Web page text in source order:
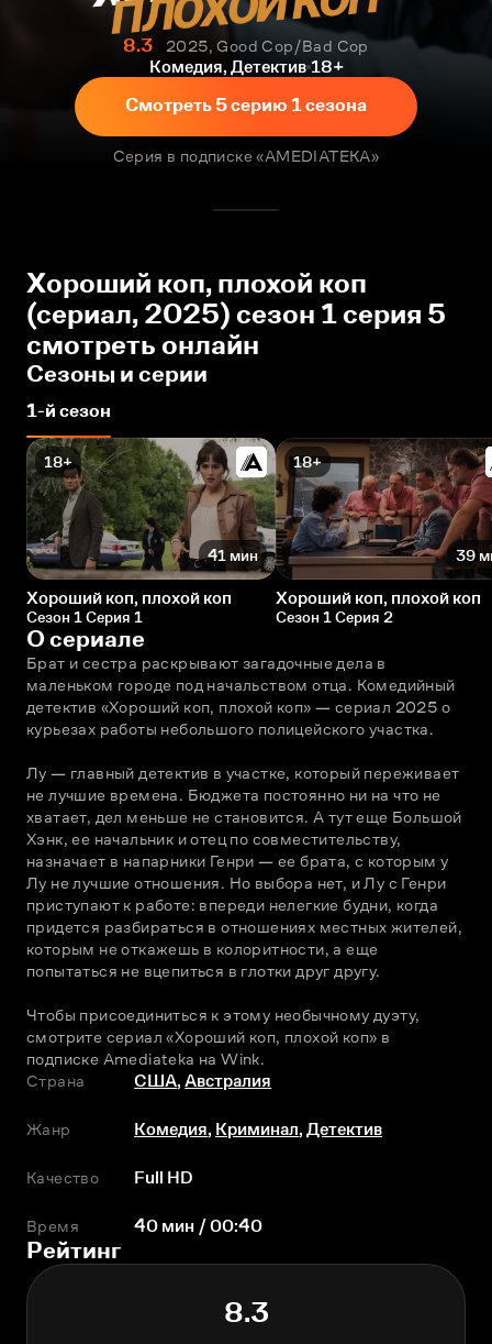
8.3
2025, Good Cop/Bad Cop
Комедия, Детектив 18+
Смотреть 5 серию 1 сезона
Серия в подписке «AMEDIATEKA»
Хороший коп, плохой коп
(сериал, 2025) сезон 1 серия 5
смотреть онлайн
Сезоны и серии
1-й сезон
18+
41 мин
Хороший коп, плохой коп
Сезон 1 Серия 1
18+
39
Хороший коп, плохой коп
Сезон 1 Серия 2
О сериале
Брат и сестра раскрывают загадочные дела в
маленьком городе под начальством отца. Комедийный
детектив «Хороший коп, плохой коп» — сериал 2025 о
курьезах работы небольшого полицейского участка.
Лу — главный детектив в участке, который переживает
не лучшие времена. Бюджета постоянно ни на что не
хватает, дел меньше не становится. А тут еще Большой
Хэнк, ее начальник и отец по совместительству,
назначает в напарники Генри — ее брата, с которым у
Лу не лучшие отношения. Но выбора нет, и Лу с Генри
приступают к работе: впереди нелегкие будни, когда
придется разбираться в отношениях местных жителей,
которым не откажешь в колоритности, а еще
попытаться не вцепиться в глотки друг другу.
Чтобы присоединиться к этому необычному дуэту,
смотрите сериал «Хороший коп, плохой коп» в
подписке Amediateka на Wink.
Страна
США,Австралия
Жанр Комедия, Криминал,Детектив
Качество Full HD
Время 40 мин / 00:40
Рейтинг
8.3